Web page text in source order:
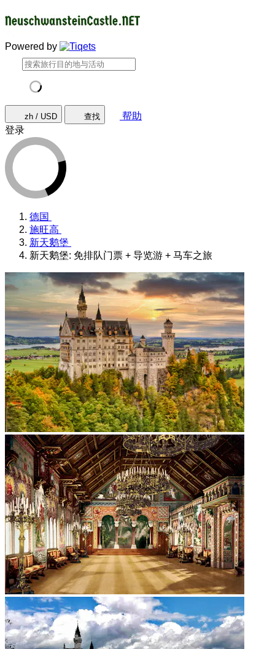
Powered by
zh / USD 查找
帮助
登录
德国
施旺高
新天鹅堡
新天鹅堡: 免排队门票 + 导览游 + 马车之旅